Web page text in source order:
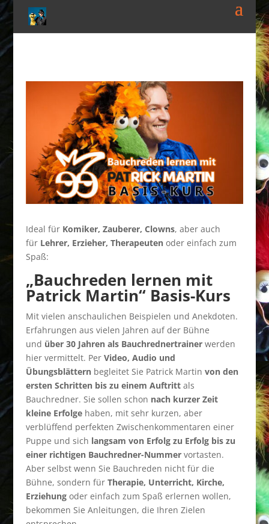
Ideal für Komiker, Zauberer, Clowns, aber auch
für Lehrer, Erzieher, Therapeutenoder einfach zum
Spaß:
„Bauchreden lernen mit
Patrick Martin“ Basis-Kurs
Mit vielen anschaulichen Beispielen und Anekdoten.
Erfahrungen aus vielen Jahren auf der Bühne
und über 30 Jahren als Bauchrednertrainerwerden
hier vermittelt. Per Video, Audio und
Übungsblätternbegleitet Sie Patrick Martin von den
ersten Schritten bis zu einem Auftritt als
Bauchredner. Sie sollen schon nach kurzer Zeit
kleine Erfolge haben, mit sehr kurzen, aber
verblüffend perfekten Zwischenkommentaren einer
Puppe und sich langsam von Erfolg zu Erfolg bis zu
einer richtigen Bauchredner-Nummervortasten.
Aber selbst wenn Sie Bauchreden nicht für die
Bühne, sondern für Therapie, Unterricht, Kirche,
Erziehung oder einfach zum Spaß erlernen wollen,
bekommen Sie Anleitungen, die Ihren Zielen